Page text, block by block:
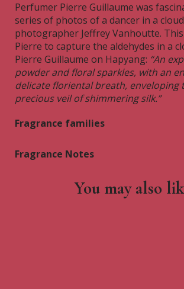
Perfumer Pierre Guillaume was
series of photos of a dancer in a
photographer Jeffrey Vanhoutte.
Pierre to capture the aldehydes in a
Pierre Guillaume on Hapyang: “An
powder and floral sparkles, with an
delicate floriental breath, enveloping
precious veil of shimmering silk.”
Fragrance families
Fragrance Notes
You may also